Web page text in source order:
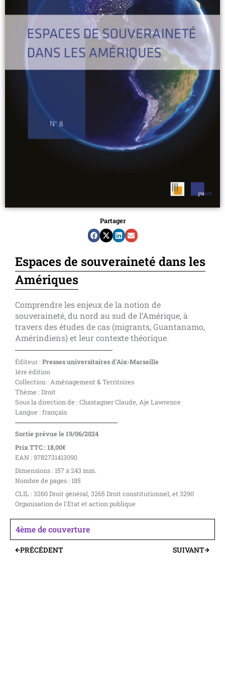
Partager
Espaces de souveraineté dans les
Amériques
Comprendre les enjeux de la notion de
souveraineté, du nord au sud de l’Amérique, à
travers des études de cas (migrants, Guantanamo,
Amérindiens) et leur contexte théorique.
Éditeur : Presses universitaires d’Aix-Marseille
1ére édition
Collection : Aménagement & Territoires
Thème : Droit
Sous la direction de : Chastagner Claude, Aje Lawrence
Langue : français
Sortie prévue le 19/06/2024
Prix TTC : 18,00€
EAN : 9782731413090
Dimensions : 157 x 243 mm.
Nombre de pages : 185
CLIL : 3260 Droit général, 3265 Droit constitutionnel, et 3290
Organisation de l'Etat et action publique
4ème de couverture
Précédent
PRÉCÉDENT SUIVANTSuivant